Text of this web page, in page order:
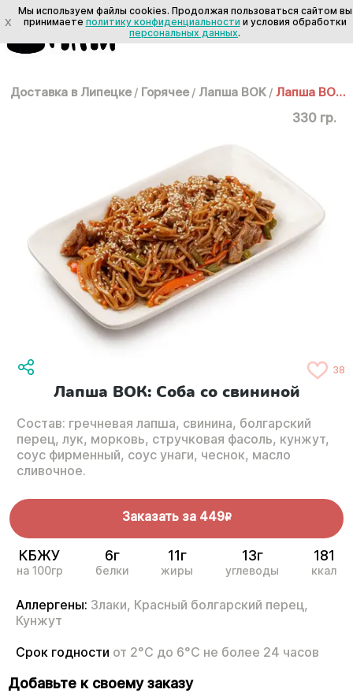
Доставка в Липецке / Горячее / Лапша ВОК / Лапша ВОК: Соба со свининой
330 гр.
38
Лапша ВОК: Соба со свининой
Состав: гречневая лапша, свинина, болгарский
перец, лук, морковь, стручковая фасоль, кунжут,
соус фирменный, соус унаги, чеснок, масло
сливочное.
Заказать за 449R
КБЖУ
на 100гр
6г
белки
11г
жиры
13г
углеводы
181
ккал
Аллергены: Злаки, Красный болгарский перец,
Кунжут
Срок годности от 2°С до 6°С не более 24 часов
Добавьте к своему заказу
X
Мы используем файлы cookies. Продолжая пользоваться сайтом вы
принимаете политику конфиденциальности и условия обработки
персональных данных.